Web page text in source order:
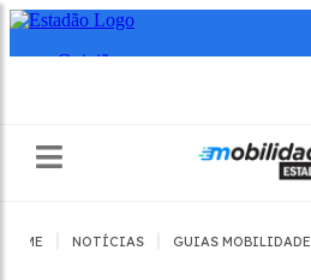
HOME NOTÍCIAS GUIAS MOBILIDADE